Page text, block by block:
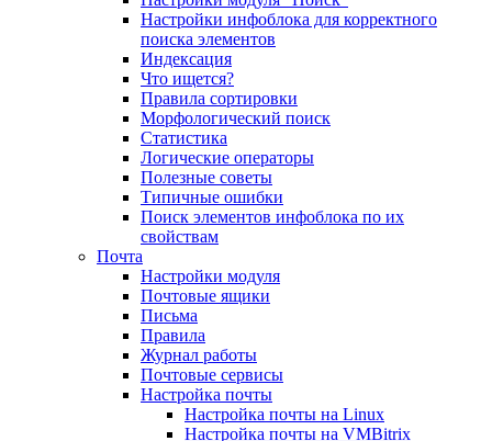
Настройки инфоблока для корректного
поиска элементов
Индексация
Что ищется?
Правила сортировки
Морфологический поиск
Статистика
Логические операторы
Полезные советы
Типичные ошибки
Поиск элементов инфоблока по их
свойствам
Почта
Настройки модуля
Почтовые ящики
Письма
Правила
Журнал работы
Почтовые сервисы
Настройка почты
Настройка почты на Linux
Настройка почты на VMBitrix